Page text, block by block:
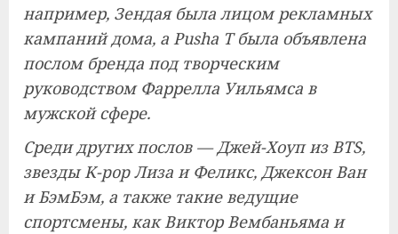
например, Зендая была лицом рекламных
кампаний дома, а Pusha T была объявлена ​​
послом бренда под творческим
руководством Фаррелла Уильямса в
мужской сфере.
Среди других послов — Джей-Хоуп из BTS,
звезды K-pop Лиза и Феликс, Джексон Ван
и БэмБэм, а также такие ведущие
спортсмены, как Виктор Вембаньяма и